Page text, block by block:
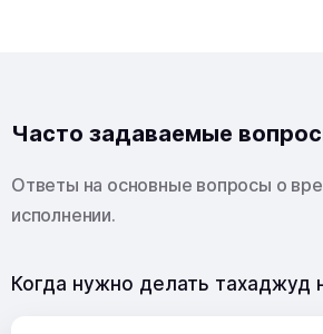
Часто задаваемые
Ответы на основные вопросы о
исполнении.
Когда нужно делать тахаджуд